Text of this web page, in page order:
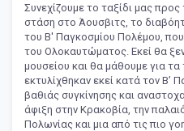
Συνεχίζουμε το ταξίδι μας
στάση στο Άουσβιτς, το
του Β' Παγκοσμίου Πολέμου,
του Ολοκαυτώματος. Εκεί θα
μουσείου και θα μάθουμε για
εκτυλίχθηκαν εκεί κατά τον Β’
βαθιάς συγκίνησης και
άφιξη στην Κρακοβία, την
Πολωνίας και μια από τις πιο